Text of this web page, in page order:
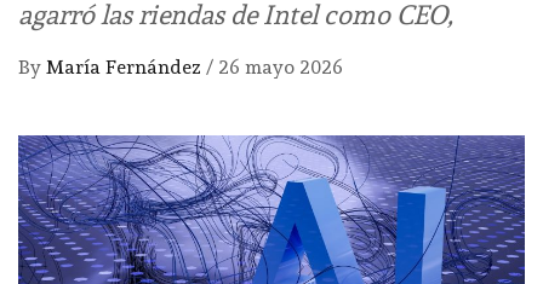
agarró las riendas de Intel como CEO,
By María Fernández / 26 mayo 2026